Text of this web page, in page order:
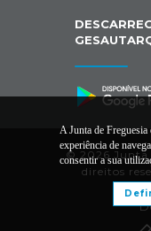
© 2026 Junta
direitos
A Junta de
experiência de
consentir a sua